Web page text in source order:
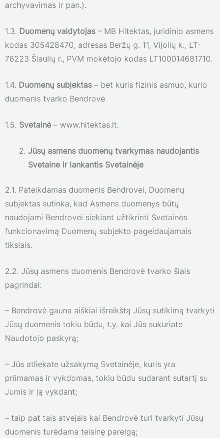
archyvavimas ir pan.).
1.3. Duomenų valdytojas – MB Hitektas, juridinio asmens
kodas 305428470, adresas Beržų g. 11, Vijolių k., LT-
76223 Šiaulių r., PVM mokėtojo kodas LT100014681710.
1.4. Duomenų subjektas – bet kuris fizinis asmuo, kurio
duomenis tvarko Bendrovė
1.5. Svetainė – www.hitektas.lt.
Jūsų asmens duomenų tvarkymas naudojantis
Svetaine ir lankantis Svetainėje
2.1. Pateikdamas duomenis Bendrovei, Duomenų
subjektas sutinka, kad Asmens duomenys būtų
naudojami Bendrovei siekiant užtikrinti Svetainės
funkcionavimą Duomenų subjekto pageidaujamais
tikslais.
2.2. Jūsų asmens duomenis Bendrovė tvarko šiais
pagrindai:
– Bendrovė gauna aiškiai išreikštą Jūsų sutikimą tvarkyti
Jūsų duomenis tokiu būdu, t.y. kai Jūs sukuriate
Naudotojo paskyrą;
– Jūs atliekate užsakymą Svetainėje, kuris yra
priimamas ir vykdomas, tokiu būdu sudarant sutartį su
Jumis ir ją vykdant;
– taip pat tais atvejais kai Bendrovė turi tvarkyti Jūsų
duomenis turėdama teisinę pareigą;